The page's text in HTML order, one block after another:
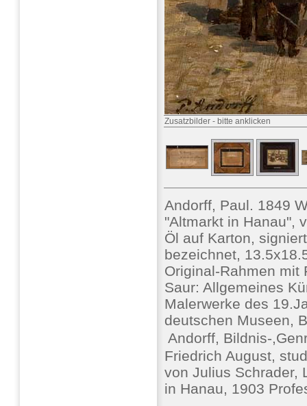
Zusatzbilder - bitte anklicken
Andorff, Paul. 1849
"Altmarkt in Hanau",
Öl auf Karton,
bezeichnet,
Original-Rahmen mit
Saur: Allgemeines
Malerwerke des
deutschen Museen,
Andorff, Bildnis-
Friedrich August,
von Julius Schrader,
in Hanau, 1903